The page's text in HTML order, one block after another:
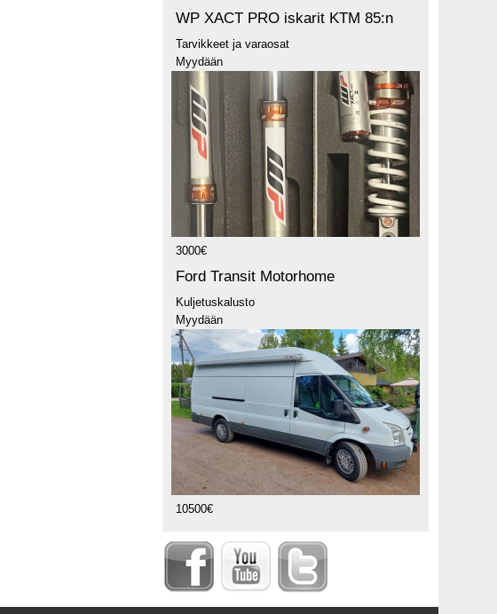
WP XACT PRO iskarit KTM 85:n
Tarvikkeet ja varaosat
Myydään
3000€
Ford Transit Motorhome
Kuljetuskalusto
Myydään
10500€